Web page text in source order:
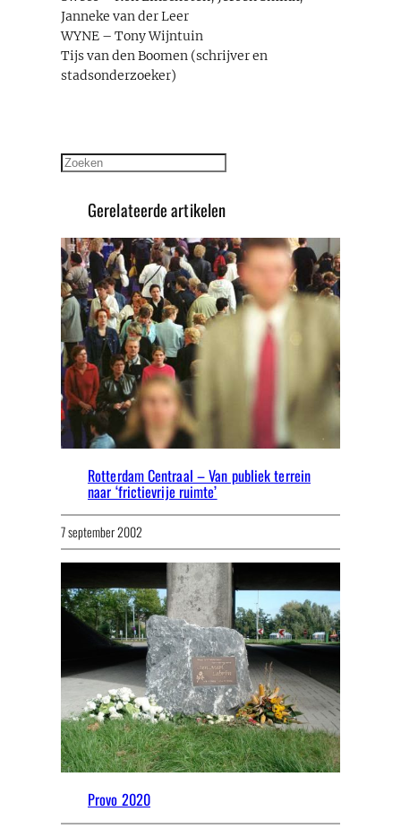
Janneke van der Leer
WYNE – Tony Wijntuin
Tijs van den Boomen (schrijver en
stadsonderzoeker)
Zoeken
Gerelateerde artikelen
Rotterdam Centraal – Van publiek terrein
naar ‘frictievrije ruimte’
7 september 2002
Provo 2020